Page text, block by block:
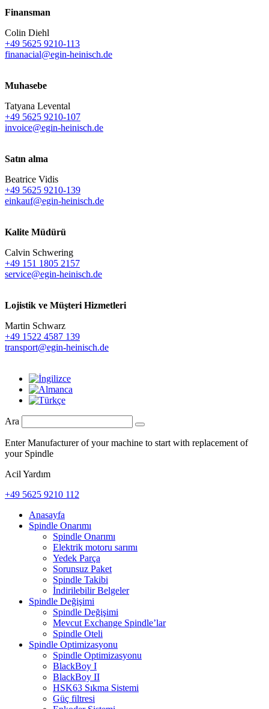
Finansman
Colin Diehl
+49 5625 9210-113
finanacial@egin-heinisch.de
Muhasebe
Tatyana Levental
+49 5625 9210-107
invoice@egin-heinisch.de
Satın alma
Beatrice Vidis
+49 5625 9210-139
einkauf@egin-heinisch.de
Kalite Müdürü
Calvin Schwering
+49 151 1805 2157
service@egin-heinisch.de
Lojistik ve Müşteri Hizmetleri
Martin Schwarz
+49 1522 4587 139
transport@egin-heinisch.de
Ara
Enter Manufacturer of your machine to start with replacement of
your Spindle
Acil Yardım
+49 5625 9210 112
Anasayfa
Spindle Onarımı
Spindle Onarımı
Elektrik motoru sarımı
Yedek Parça
Sorunsuz Paket
Spindle Takibi
İndirilebilir Belgeler
Spindle Değişimi
Spindle Değişimi
Mevcut Exchange Spindle’lar
Spindle Oteli
Spindle Optimizasyonu
Spindle Optimizasyonu
BlackBoy I
BlackBoy II
HSK63 Sıkma Sistemi
Güç filtresi